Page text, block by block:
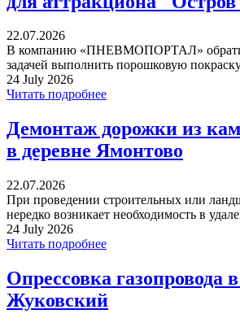
22.07.2026
В компанию «ПНЕВМОПОРТАЛ»
задачей выполнить порошковую
24 July 2026
Читать подробнее
Демонтаж дорожки из
в деревне Ямонтово
22.07.2026
При проведении строительных или
нередко возникает необходимость в
24 July 2026
Читать подробнее
Опрессовка газопровода в
Жуковский